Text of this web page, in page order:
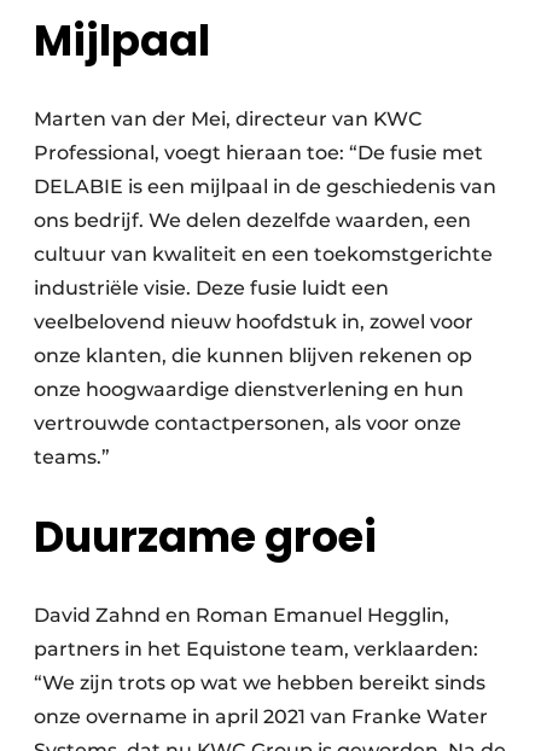
Mijlpaal
Marten van der Mei, directeur van KWC
Professional, voegt hieraan toe: “De fusie met
DELABIE is een mijlpaal in de geschiedenis van
ons bedrijf. We delen dezelfde waarden, een
cultuur van kwaliteit en een toekomstgerichte
industriële visie. Deze fusie luidt een
veelbelovend nieuw hoofdstuk in, zowel voor
onze klanten, die kunnen blijven rekenen op
onze hoogwaardige dienstverlening en hun
vertrouwde contactpersonen, als voor onze
teams.”
Duurzame groei
David Zahnd en Roman Emanuel Hegglin,
partners in het Equistone team, verklaarden:
“We zijn trots op wat we hebben bereikt sinds
onze overname in april 2021 van Franke Water